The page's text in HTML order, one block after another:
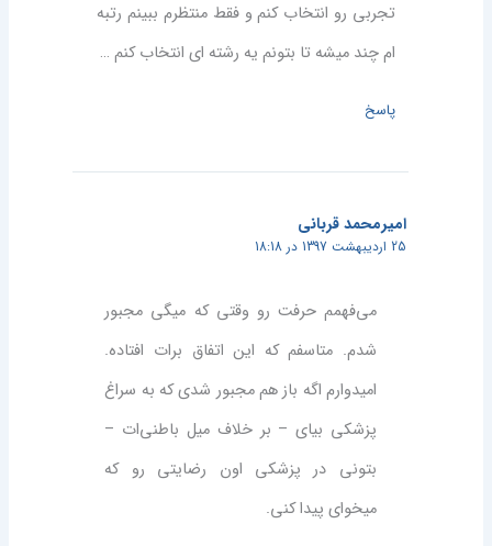
تجربی رو انتخاب کنم و فقط منتظرم ببینم رتبه
ام چند میشه تا بتونم یه رشته ای انتخاب کنم …
پاسخ
امیرمحمد قربانی
25 اردیبهشت 1397 در 18:18
می‌فهمم حرفت رو وقتی که میگی مجبور
شدم. متاسفم که این اتفاق برات افتاده.
امیدوارم اگه باز هم مجبور شدی که به سراغ
پزشکی بیای – بر خلاف میل باطنی‌ات –
بتونی در پزشکی اون رضایتی رو که
میخوای پیدا کنی.